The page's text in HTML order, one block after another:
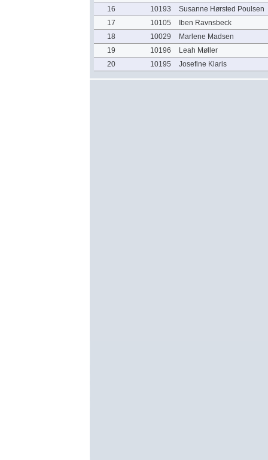
16
10193
Susanne Hørsted Poulsen
17
10105
Iben Ravnsbeck
18
10029
Marlene Madsen
19
10196
Leah Møller
20
10195 Josefine Klaris